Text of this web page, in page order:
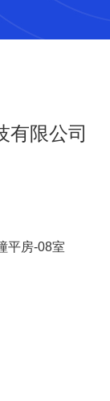
有限公司
平房-08室